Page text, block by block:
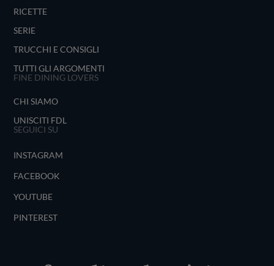
RICETTE
SERIE
TRUCCHI E CONSIGLI
TUTTI GLI ARGOMENTI
FINE DINING LOVERS
CHI SIAMO
UNISCITI FDL
SEGUICI SU
INSTAGRAM
FACEBOOK
YOUTUBE
PINTEREST